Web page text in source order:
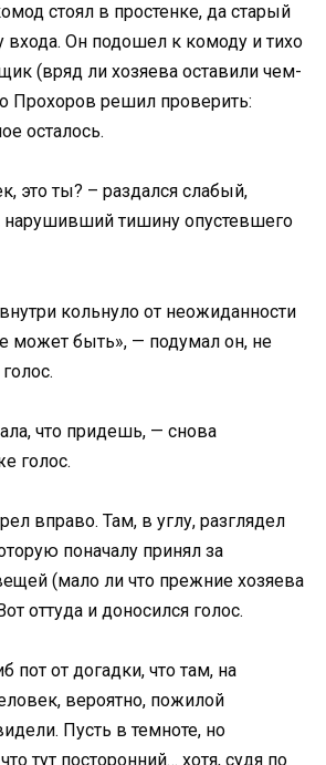
стоял в простенке, да старый
входа. Он подошел к комоду и тихо
(вряд ли хозяева оставили чем-
Прохоров решил проверить:
осталось.
это ты? – раздался слабый,
нарушивший тишину опустевшего
кольнуло от неожиданности
может быть», — подумал он, не
что придешь, — снова
голос.
вправо. Там, в углу, разглядел
поначалу принял за
(мало ли что прежние хозяева
оттуда и доносился голос.
пот от догадки, что там, на
вероятно, пожилой
Пусть в темноте, но
тут посторонний… хотя, судя по